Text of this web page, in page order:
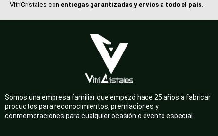
VitriCristales con entregas garantizadas y envíos a todo el país.
Somos una empresa familiar que empezó hace 25 años a fabricar
productos para reconocimientos, premiaciones y
conmemoraciones para cualquier ocasión o evento especial.